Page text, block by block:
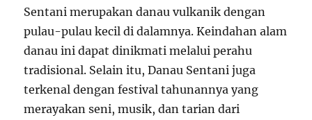
Sentani merupakan danau vulkanik dengan
pulau-pulau kecil di dalamnya. Keindahan alam
danau ini dapat dinikmati melalui perahu
tradisional. Selain itu, Danau Sentani juga
terkenal dengan festival tahunannya yang
merayakan seni, musik, dan tarian dari